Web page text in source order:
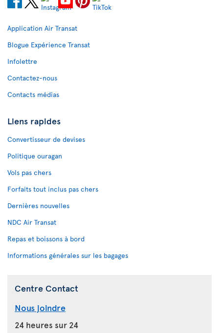
Application Air Transat
Blogue Expérience Transat
Infolettre
Contactez-nous
Contacts médias
Liens rapides
Convertisseur de devises
Politique ouragan
Vols pas chers
Forfaits tout inclus pas chers
Dernières nouvelles
NDC Air Transat
Repas et boissons à bord
Informations générales sur les bagages
Centre Contact
Nous joindre
24 heures sur 24